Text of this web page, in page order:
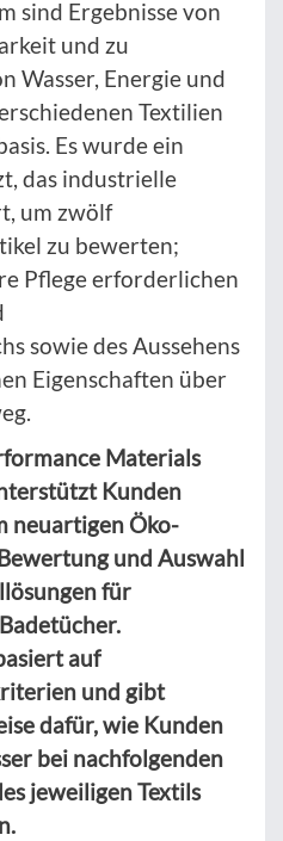
sind Ergebnisse von
und zu
Wasser, Energie und
Textilien
Es wurde ein
das industrielle
um zwölf
zu bewerten;
Pflege erforderlichen
sowie des Aussehens
Eigenschaften über
Materials
Kunden
neuartigen Öko-
und Auswahl
für
auf
und gibt
dafür, wie Kunden
bei nachfolgenden
jeweiligen Textils